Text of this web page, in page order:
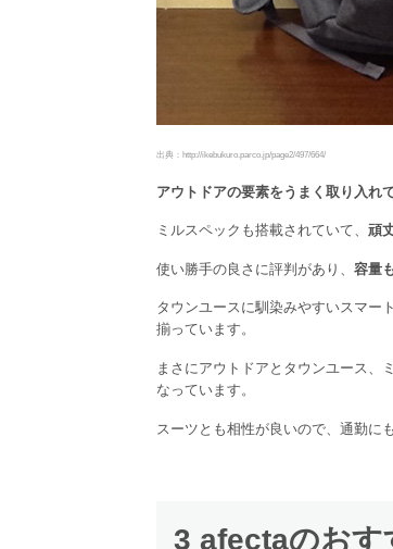
出典：http://ikebukuro.parco.jp/page2/497/664/
アウトドアの要素をうまく取り入れ
ミルスペックも搭載されていて、 頑
使い勝手の良さに評判があり、 容量
タウンユースに馴染みやすいスマー
揃っています。
まさにアウトドアとタウンユース、
なっています。
スーツとも相性が良いので、通勤に
3 afectaのおす